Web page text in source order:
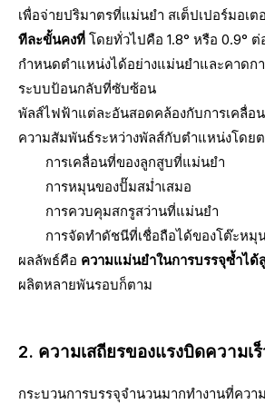
เพื่อจ่ายปริมาตรที่แม่นยำ สเต็ปเปอร์มอเต
ทีละขั้นคงที่ โดยทั่วไปคือ 1.8° หรือ 0.9°
กำหนดตำแหน่งได้อย่างแม่นยำและคาดก
ระบบป้อนกลับที่ซับซ้อน
พัลส์ไฟฟ้าแต่ละอันสอดคล้องกับการเคลื่อ
ความสัมพันธ์ระหว่างพัลส์กับตำแหน่งโดย
การเคลื่อนที่ของลูกสูบที่แม่นยำ
การหมุนของปั๊มสม่ำเสมอ
การควบคุมสกรูสว่านที่แม่นยำ
การจัดทำดัชนีที่เชื่อถือได้ของโต๊ะหมุ
ผลลัพธ์คือ ความแม่นยำในการบรรจุซ้ำได้
ผลิตหลายพันรอบก็ตาม
2. ความเสถียรของแรงบิดความเ
กระบวนการบรรจุจำนวนมากทำงานที่ควา